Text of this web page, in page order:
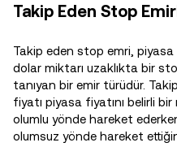
Takip Eden Stop
Takip eden stop emri,
dolar miktarı uzaklıkta bir
tanıyan bir emir türüdür.
fiyatı piyasa fiyatını belirli
olumlu yönde hareket
olumsuz yönde hareket